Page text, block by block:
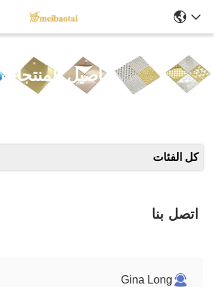
تفاصيل المنتجات
كل الفئات
اتصل بنا
Gina Long